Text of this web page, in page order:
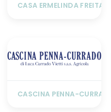
CASA ERMELINDA FREITAS
CASCINA PENNA-CURRADO